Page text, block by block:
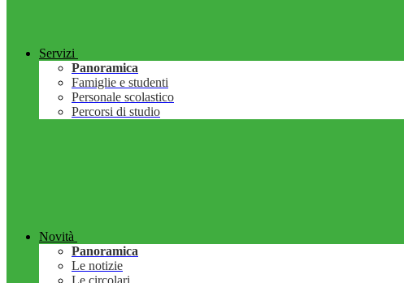
Servizi
Panoramica
Famiglie e studenti
Personale scolastico
Percorsi di studio
Novità
Panoramica
Le notizie